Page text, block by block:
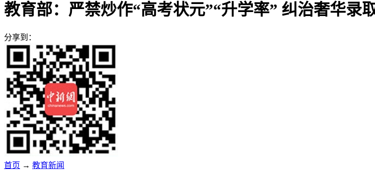
教育部：严禁炒作“高考状元”“升学率” 纠治奢华录
分享到：
首页 → 教育新闻